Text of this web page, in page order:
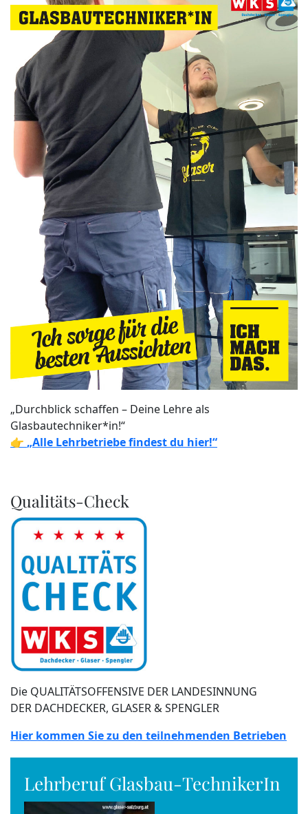
„Durchblick schaffen – Deine Lehre als
Glasbautechniker*in!“
👉 „Alle Lehrbetriebe findest du hier!“
Qualitäts-Check
Die QUALITÄTSOFFENSIVE DER LANDESINNUNG
DER DACHDECKER, GLASER & SPENGLER
Hier kommen Sie zu den teilnehmenden Betrieben
Lehrberuf Glasbau-TechnikerIn